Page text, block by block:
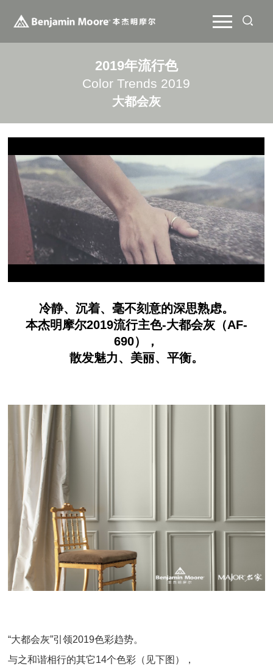
2019年流行色
Color Trends 2019
大都会灰
冷静、沉着、毫不刻意的深思熟虑。
本杰明摩尔2019流行主色-大都会灰（AF-
690），
散发魅力、美丽、平衡。
“大都会灰”引领2019色彩趋势。
与之和谐相行的其它14个色彩（见下图），